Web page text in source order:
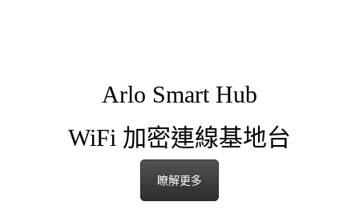
Arlo Smart Hub
WiFi 加密連線基地台
瞭解更多